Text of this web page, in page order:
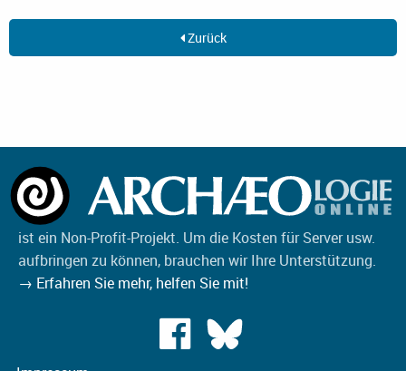
Zurück
ist ein Non-Profit-Projekt. Um die Kosten für Server usw.
aufbringen zu können, brauchen wir Ihre Unterstützung.
→ Erfahren Sie mehr, helfen Sie mit!